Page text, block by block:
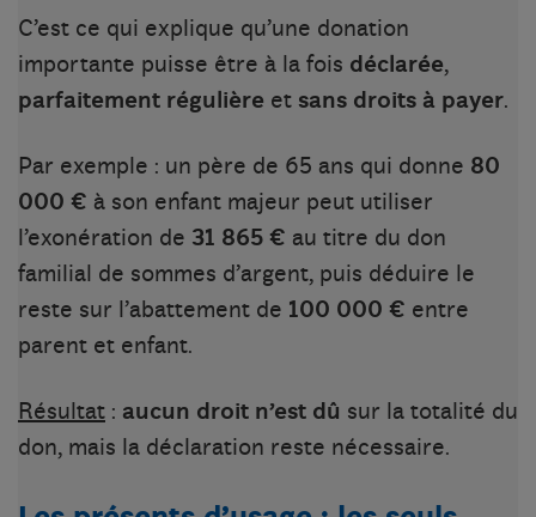
C’est ce qui explique qu’une donation
importante puisse être à la fois déclarée,
parfaitement régulière et sans droits à payer.
Par exemple : un père de 65 ans qui donne 80
000 € à son enfant majeur peut utiliser
l’exonération de 31 865 € au titre du don
familial de sommes d’argent, puis déduire le
reste sur l’abattement de 100 000 € entre
parent et enfant.
Résultat : aucun droit n’est dû sur la totalité du
don, mais la déclaration reste nécessaire.